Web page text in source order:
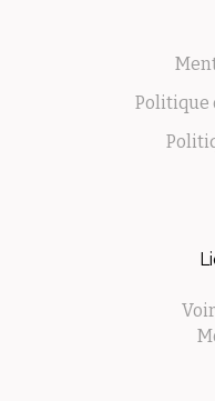
Politique